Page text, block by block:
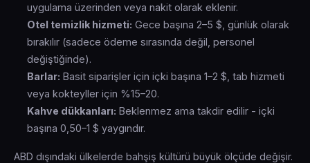
uygulama üzerinden veya nakit olarak eklenir.
Otel temizlik hizmeti: Gece başına 2–5 $, günlük olarak
bırakılır (sadece ödeme sırasında değil, personel
değiştiğinde).
Barlar: Basit siparişler için içki başına 1–2 $, tab hizmeti
veya kokteyller için %15–20.
Kahve dükkanları: Beklenmez ama takdir edilir - içki
başına 0,50–1 $ yaygındır.
ABD dışındaki ülkelerde bahşiş kültürü büyük ölçüde değişir.